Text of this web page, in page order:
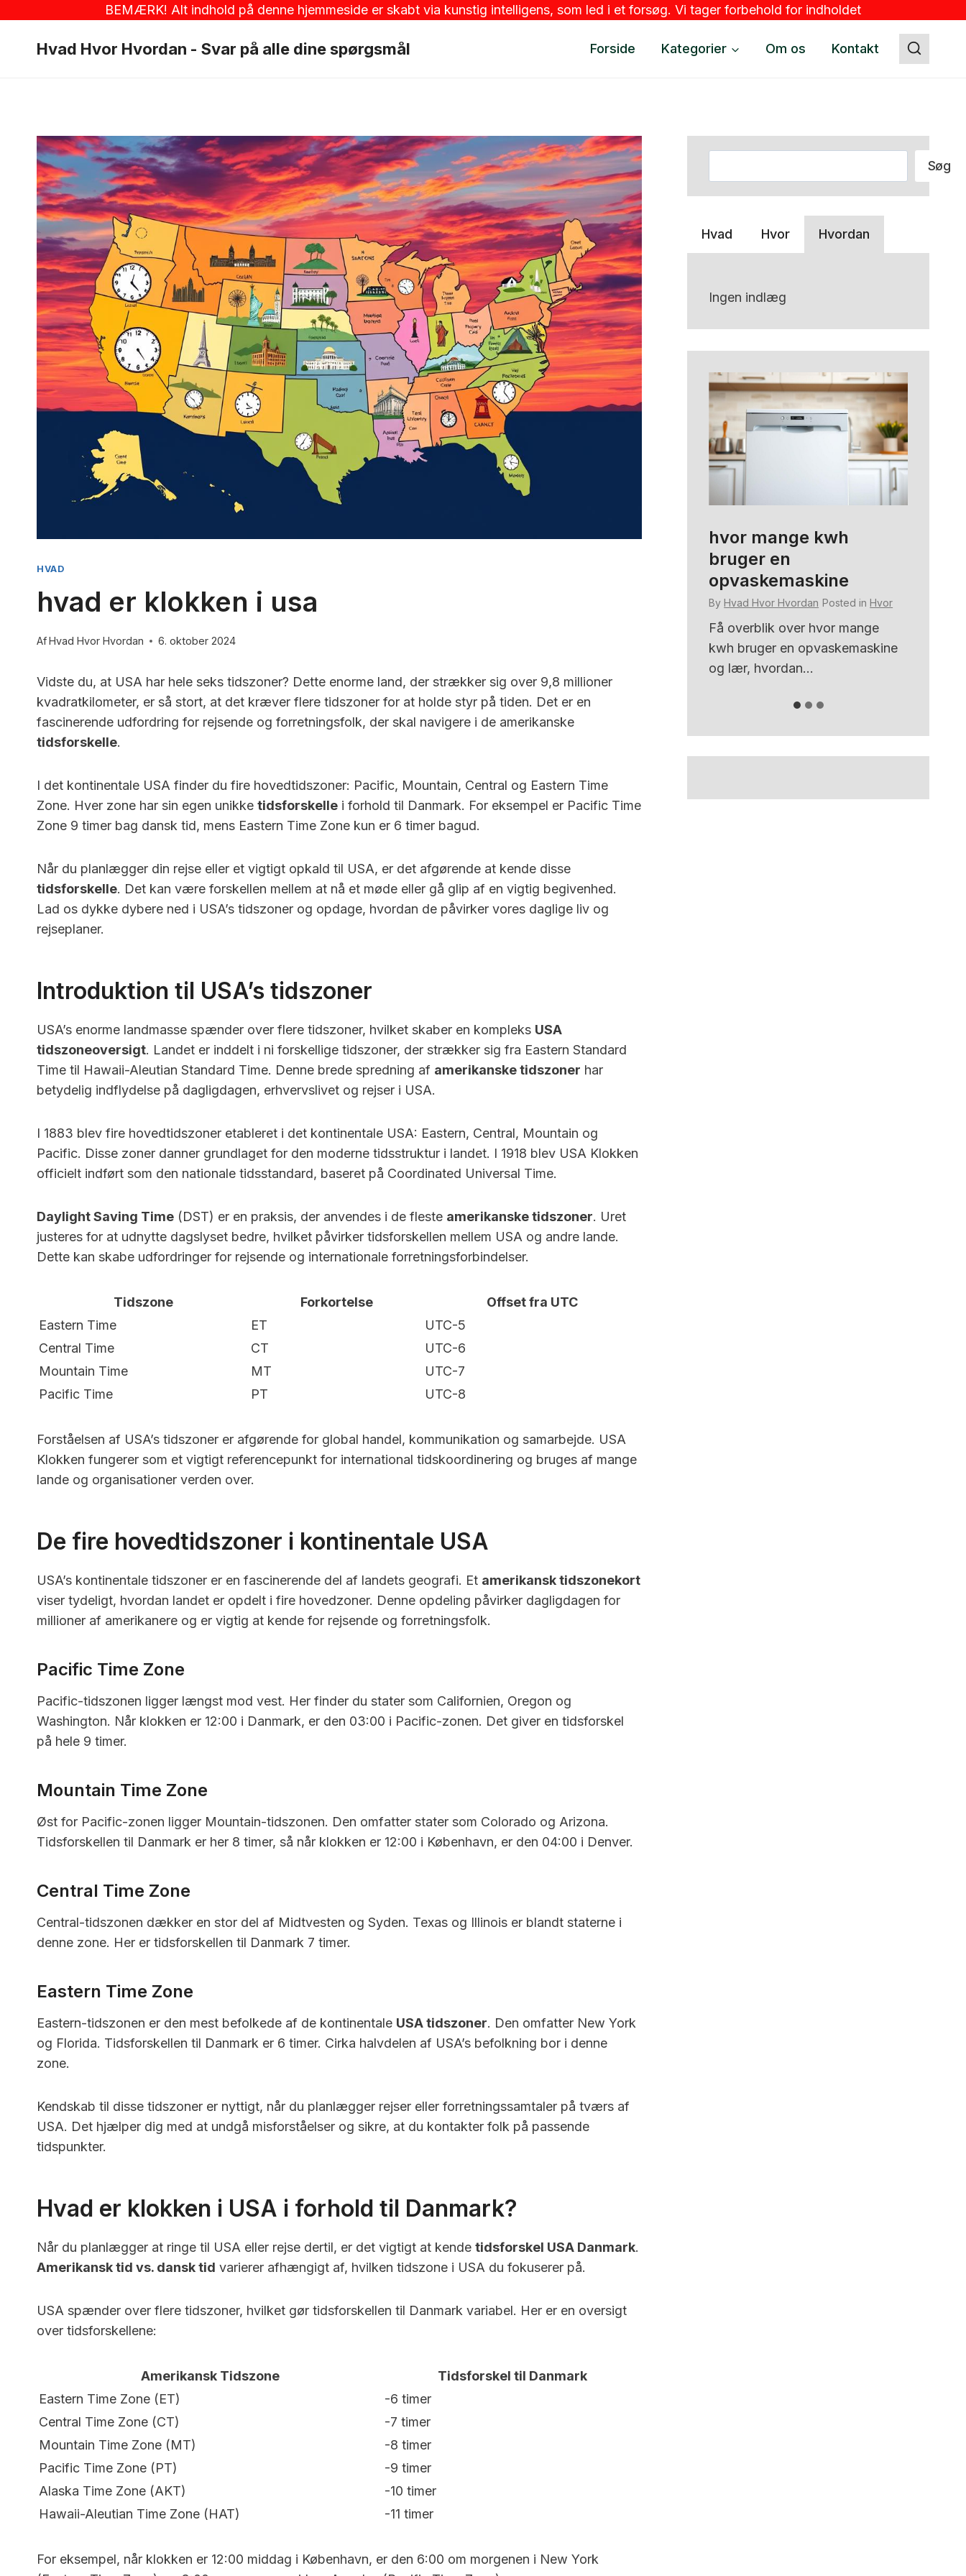
indhold
BEMÆRK! Alt indhold på denne hjemmeside er skabt via kunstig intelligens, som led i et forsøg. Vi tager forbehold for indholdet
Hvad Hvor Hvordan - Svar på alle dine spørgsmål Forside Kategorier Om os Kontakt
HVAD
hvad er klokken i usa
AfHvad Hvor Hvordan 6. oktober 2024
Vidste du, at USA har hele seks tidszoner? Dette enorme land, der strækker sig over 9,8 millioner
kvadratkilometer, er så stort, at det kræver flere tidszoner for at holde styr på tiden. Det er en
fascinerende udfordring for rejsende og forretningsfolk, der skal navigere i de amerikanske
tidsforskelle.
I det kontinentale USA finder du fire hovedtidszoner: Pacific, Mountain, Central og Eastern Time
Zone. Hver zone har sin egen unikke tidsforskelle i forhold til Danmark. For eksempel er Pacific Time
Zone 9 timer bag dansk tid, mens Eastern Time Zone kun er 6 timer bagud.
Når du planlægger din rejse eller et vigtigt opkald til USA, er det afgørende at kende disse
tidsforskelle. Det kan være forskellen mellem at nå et møde eller gå glip af en vigtig begivenhed.
Lad os dykke dybere ned i USA’s tidszoner og opdage, hvordan de påvirker vores daglige liv og
rejseplaner.
Introduktion til USA’s tidszoner
USA’s enorme landmasse spænder over flere tidszoner, hvilket skaber en kompleks USA
tidszoneoversigt. Landet er inddelt i ni forskellige tidszoner, der strækker sig fra Eastern Standard
Time til Hawaii-Aleutian Standard Time. Denne brede spredning af amerikanske tidszoner har
betydelig indflydelse på dagligdagen, erhvervslivet og rejser i USA.
I 1883 blev fire hovedtidszoner etableret i det kontinentale USA: Eastern, Central, Mountain og
Pacific. Disse zoner danner grundlaget for den moderne tidsstruktur i landet. I 1918 blev USA Klokken
officielt indført som den nationale tidsstandard, baseret på Coordinated Universal Time.
Daylight Saving Time (DST) er en praksis, der anvendes i de fleste amerikanske tidszoner. Uret
justeres for at udnytte dagslyset bedre, hvilket påvirker tidsforskellen mellem USA og andre lande.
Dette kan skabe udfordringer for rejsende og internationale forretningsforbindelser.
Tidszone Forkortelse
Offset fra UTC
Eastern Time
ET
UTC-5
Central Time
CT
UTC-6
Mountain Time
MT
UTC-7
Pacific Time
PT UTC-8
Forståelsen af USA’s tidszoner er afgørende for global handel, kommunikation og samarbejde. USA
Klokken fungerer som et vigtigt referencepunkt for international tidskoordinering og bruges af mange
lande og organisationer verden over.
De fire hovedtidszoner i kontinentale USA
USA’s kontinentale tidszoner er en fascinerende del af landets geografi. Et amerikansk tidszonekort
viser tydeligt, hvordan landet er opdelt i fire hovedzoner. Denne opdeling påvirker dagligdagen for
millioner af amerikanere og er vigtig at kende for rejsende og forretningsfolk.
Pacific Time Zone
Pacific-tidszonen ligger længst mod vest. Her finder du stater som Californien, Oregon og
Washington. Når klokken er 12:00 i Danmark, er den 03:00 i Pacific-zonen. Det giver en tidsforskel
på hele 9 timer.
Mountain Time Zone
Øst for Pacific-zonen ligger Mountain-tidszonen. Den omfatter stater som Colorado og Arizona.
Tidsforskellen til Danmark er her 8 timer, så når klokken er 12:00 i København, er den 04:00 i Denver.
Central Time Zone
Central-tidszonen dækker en stor del af Midtvesten og Syden. Texas og Illinois er blandt staterne i
denne zone. Her er tidsforskellen til Danmark 7 timer.
Eastern Time Zone
Eastern-tidszonen er den mest befolkede af de kontinentale USA tidszoner. Den omfatter New York
og Florida. Tidsforskellen til Danmark er 6 timer. Cirka halvdelen af USA’s befolkning bor i denne
zone.
Kendskab til disse tidszoner er nyttigt, når du planlægger rejser eller forretningssamtaler på tværs af
USA. Det hjælper dig med at undgå misforståelser og sikre, at du kontakter folk på passende
tidspunkter.
Hvad er klokken i USA i forhold til Danmark?
Når du planlægger at ringe til USA eller rejse dertil, er det vigtigt at kende tidsforskel USA Danmark.
Amerikansk tid vs. dansk tid varierer afhængigt af, hvilken tidszone i USA du fokuserer på.
USA spænder over flere tidszoner, hvilket gør tidsforskellen til Danmark variabel. Her er en oversigt
over tidsforskellene:
Amerikansk Tidszone
Tidsforskel til Danmark
Eastern Time Zone (ET)
-6 timer
Central Time Zone (CT)
-7 timer
Mountain Time Zone (MT)
-8 timer
Pacific Time Zone (PT)
-9 timer
Alaska Time Zone (AKT)
-10 timer
Hawaii-Aleutian Time Zone (HAT)
-11 timer
For eksempel, når klokken er 12:00 middag i København, er den 6:00 om morgenen i New York
Søg
Hvad Hvor Hvordan
Ingen indlæg
hvor sidder hjertet
sidder hjertet i kroppen, dets
hvor lang tid skal
hvor mange kwh
bruger en
opvaskemaskine
ByHvad Hvor Hvordan Posted inHvor
Få overblik over hvor mange
kwh bruger en opvaskemaskine
og lær, hvordan...